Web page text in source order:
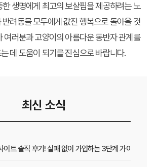
생명에게 최고의 보살핌을 제공하려는 노
려동물 모두에게 값진 행복으로 돌아올 것
여러분과 고양이의 아름다운 동반자 관계를
데 도움이 되기를 진심으로 바랍니다.
최신 소식
이트 솔직 후기! 실패 없이 가입하는 3단계 가이드